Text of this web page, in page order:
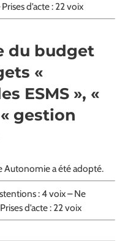
d’acte : 22 voix
du budget
«
ESMS », «
gestion
Autonomie a été adopté.
: 4 voix – Ne
d’acte : 22 voix